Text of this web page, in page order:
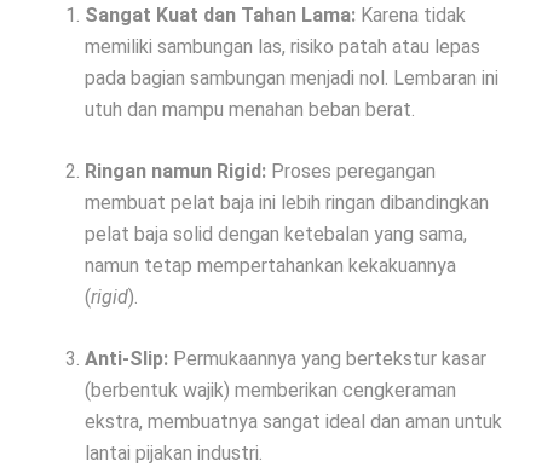
Sangat Kuat dan Tahan Lama: Karena tidak
memiliki sambungan las, risiko patah atau lepas
pada bagian sambungan menjadi nol. Lembaran ini
utuh dan mampu menahan beban berat.
Ringan namun Rigid: Proses peregangan
membuat pelat baja ini lebih ringan dibandingkan
pelat baja solid dengan ketebalan yang sama,
namun tetap mempertahankan kekakuannya
(rigid).
Anti-Slip: Permukaannya yang bertekstur kasar
(berbentuk wajik) memberikan cengkeraman
ekstra, membuatnya sangat ideal dan aman untuk
lantai pijakan industri.